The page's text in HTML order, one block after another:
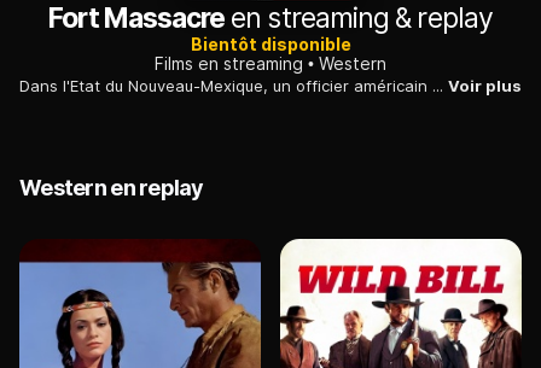
Fort Massacre en streaming & replay
Bientôt disponible
Films en streaming
Western
Dans l'Etat du Nouveau-Mexique, un officier américain se sert de ses troupes de cavaliers pour venger sa femme, lâchement tuée par les Indiens. Voir plus
Western en replay